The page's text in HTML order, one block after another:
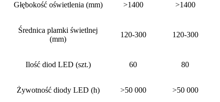
Głębokość oświetlenia (mm) >1400 >1400
Średnica plamki świetlnej
(mm)
120-300 120-300
Ilość diod LED (szt.) 60 80
Żywotność diody LED (h) >50 000 >50 000